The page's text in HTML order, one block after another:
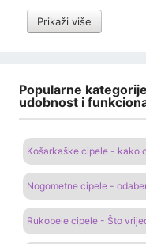
Prikaži više
Popularne
udobnost i
Košarkaške cipele - kako
Nogometne cipele -
Rukobele cipele - Što